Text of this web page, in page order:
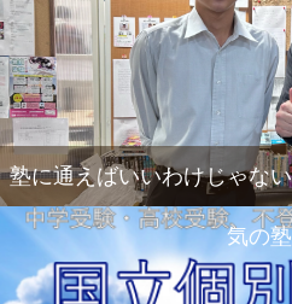
塾に通えばいいわけじゃな
気の塾